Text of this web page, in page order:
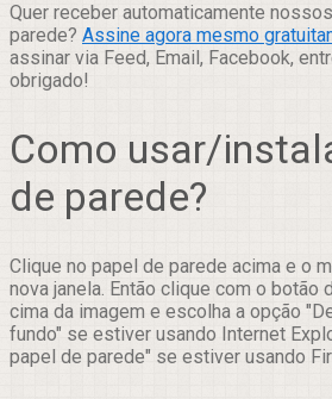
Quer receber automaticamente
parede? Assine agora mesmo
assinar via Feed, Email, Facebook,
obrigado!
Como usar/
de parede?
Clique no papel de parede acima e o
nova janela. Então clique com o botão
cima da imagem e escolha a opção
fundo" se estiver usando Internet
papel de parede" se estiver usando